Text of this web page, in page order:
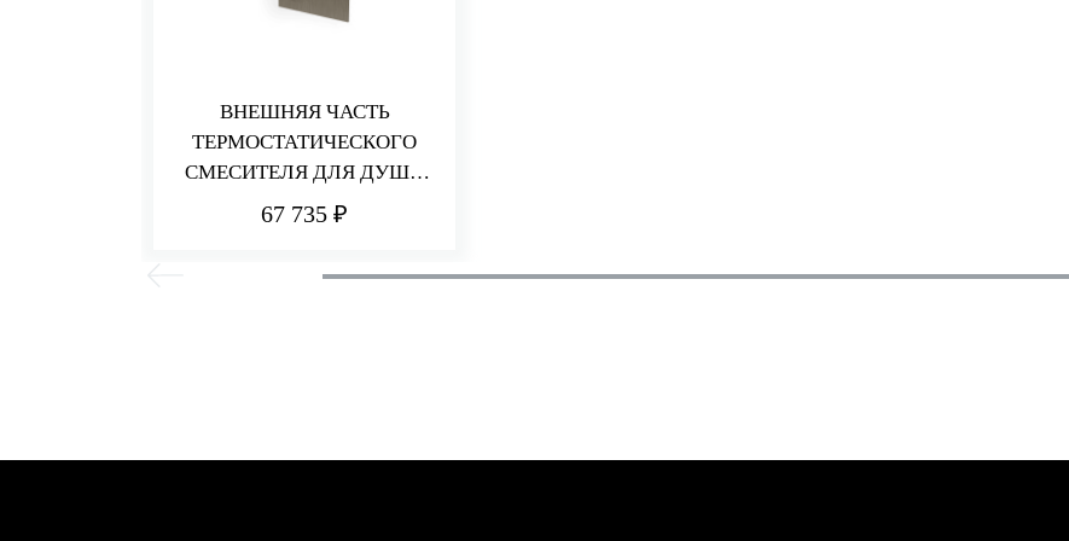
ВНЕШНЯЯ ЧАСТЬ
ТЕРМОСТАТИЧЕСКОГО
СМЕСИТЕЛЯ ДЛЯ ДУША
НА 2 ПОТРЕБИТЕЛЯ HEDO
67 735 ₽